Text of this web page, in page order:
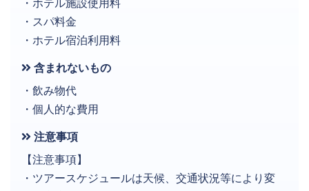
・ホテル施設使用料
・スパ料金
・ホテル宿泊利用料
含まれないもの
・飲み物代
・個人的な費用
注意事項
【注意事項】
・ツアースケジュールは天候、交通状況等により変